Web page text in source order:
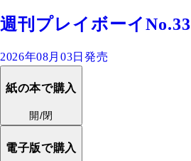
週刊プレイボーイNo.33
2026年08月03日発売
紙の本で購入
開/閉
電子版で購入